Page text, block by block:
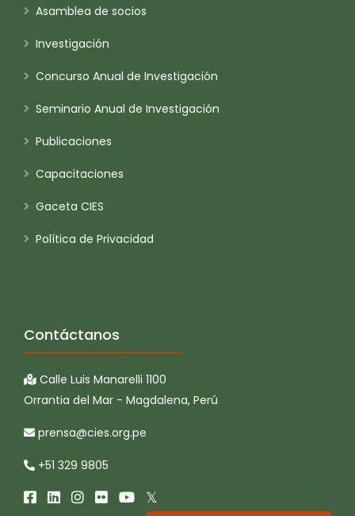
Asamblea de socios
Investigación
Concurso Anual de Investigación
Seminario Anual de Investigación
Publicaciones
Capacitaciones
Gaceta CIES
Política de Privacidad
Contáctanos
Calle Luis Manarelli 1100
Orrantia del Mar - Magdalena, Perú
prensa@cies.org.pe
+51 329 9805